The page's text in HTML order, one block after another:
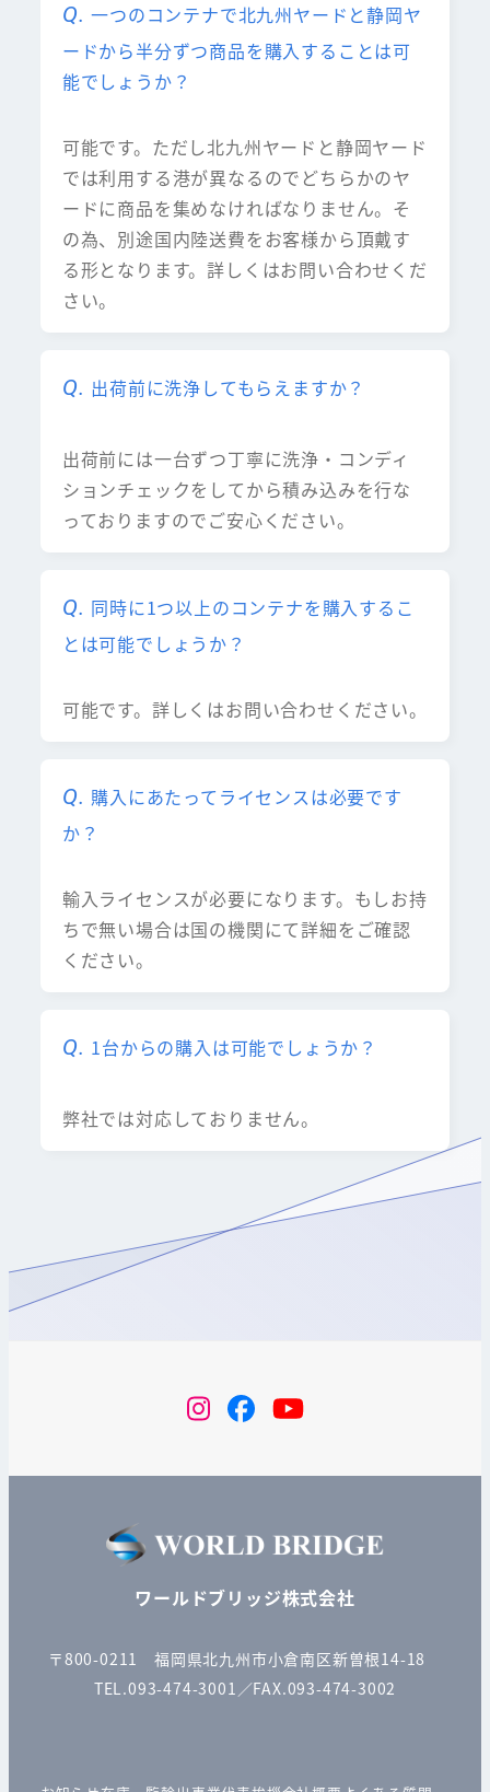
一つのコンテナで北九州ヤードと静岡ヤ
ードから半分ずつ商品を購入することは可
能でしょうか？
可能です。ただし北九州ヤードと静岡ヤード
では利用する港が異なるのでどちらかのヤ
ードに商品を集めなければなりません。そ
の為、別途国内陸送費をお客様から頂戴す
る形となります。詳しくはお問い合わせくだ
さい。
出荷前に洗浄してもらえますか？
出荷前には一台ずつ丁寧に洗浄・コンディ
ションチェックをしてから積み込みを行な
っておりますのでご安心ください。
同時に1つ以上のコンテナを購入するこ
とは可能でしょうか？
可能です。詳しくはお問い合わせください。
購入にあたってライセンスは必要です
か？
輸入ライセンスが必要になります。もしお持
ちで無い場合は国の機関にて詳細をご確認
ください。
1台からの購入は可能でしょうか？
弊社では対応しておりません。
instagram
FacebookYouTube
ワールドブリッジ株式会社
〒800-0211 福岡県北九州市小倉南区新曽根14-18
TEL.093-474-3001／FAX.093-474-3002